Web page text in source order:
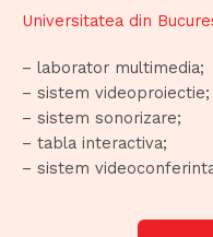
Universitatea din
– laborator multimedia;
– sistem videoproiectie;
– sistem sonorizare;
– tabla interactiva;
– sistem